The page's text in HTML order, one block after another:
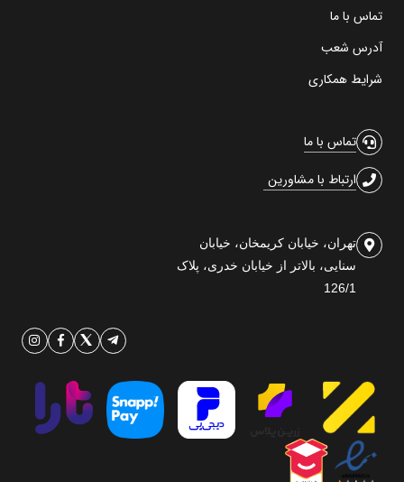
تماس با ما
آدرس شعب
شرایط همکاری
تماس با ما
ارتباط با مشاورین
تهران، خیابان کریمخان، خیابان
سنایی، بالاتر از خیابان خدری، پلاک
126/1